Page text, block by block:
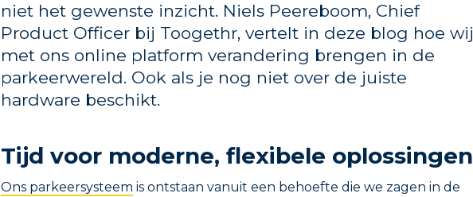
niet het gewenste inzicht. Niels Peereboom, Chief
Product Officer bij Toogethr, vertelt in deze blog hoe wij
met ons online platform verandering brengen in de
parkeerwereld. Ook als je nog niet over de juiste
hardware beschikt.
Tijd voor moderne, flexibele oplossingen
Ons parkeersysteem is ontstaan vanuit een behoefte die we zagen in de